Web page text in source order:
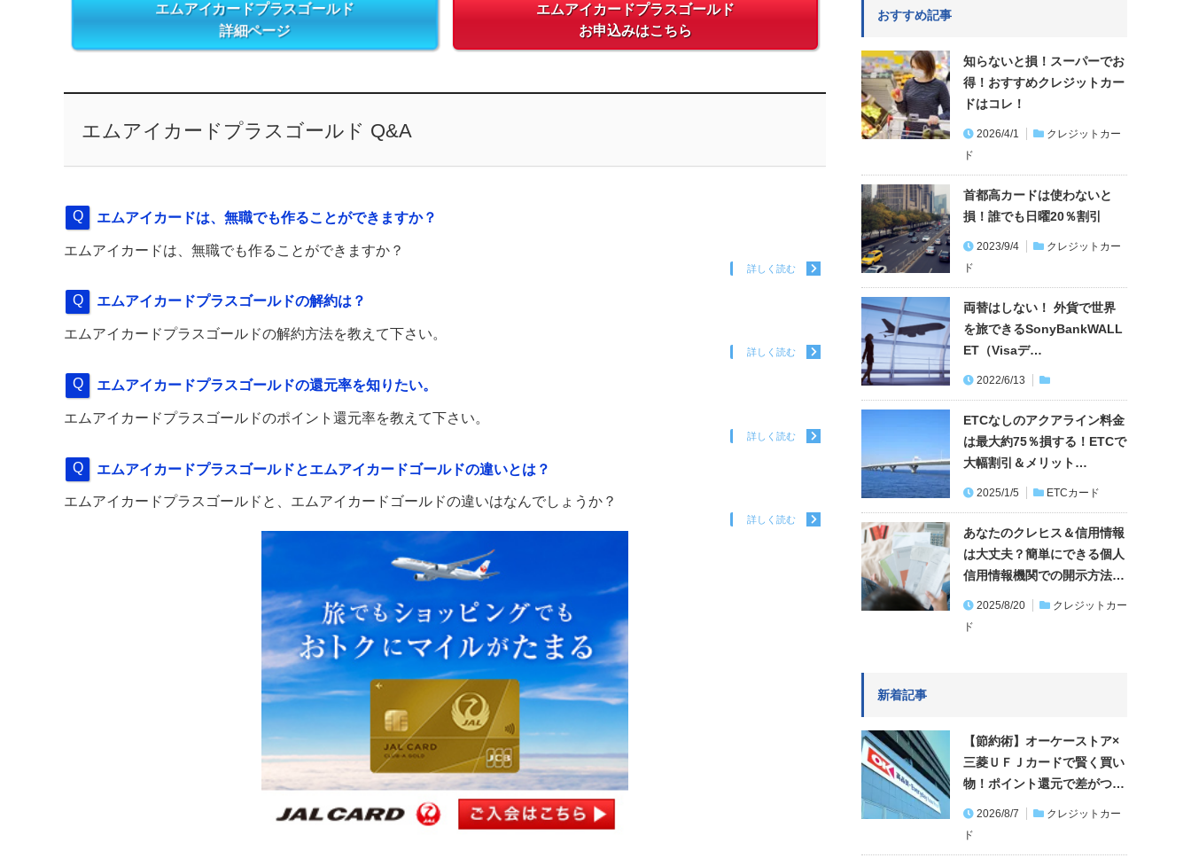
エムアイカードプラスゴールド
詳細ページ
エムアイカードプラスゴールド
お申込みはこちら
エムアイカードプラスゴールド Q&A
エムアイカードは、無職でも作ることができますか？
エムアイカードは、無職でも作ることができますか？
詳しく読む
エムアイカードプラスゴールドの解約は？
エムアイカードプラスゴールドの解約方法を教えて下さい。
詳しく読む
エムアイカードプラスゴールドの還元率を知りたい。
エムアイカードプラスゴールドのポイント還元率を教えて下さい。
詳しく読む
エムアイカードプラスゴールドとエムアイカードゴールドの違いとは？
エムアイカードプラスゴールドと、エムアイカードゴールドの違いはなんでしょうか？
詳しく読む
おすすめ記事
知らないと損！スーパーでお
得！おすすめクレジットカー
ドはコレ！
2026/4/1
クレジットカー
ド
首都高カードは使わないと
損！誰でも日曜20％割引
2023/9/4
クレジットカー
ド
両替はしない！ 外貨で世界
を旅できるSonyBankWALL
ET（Visaデ…
2022/6/13
ETCなしのアクアライン料金
は最大約75％損する！ETCで
大幅割引＆メリット…
2025/1/5 ETCカード
あなたのクレヒス＆信用情報
は大丈夫？簡単にできる個人
信用情報機関での開示方法…
2025/8/20
クレジットカー
ド
新着記事
【節約術】オーケーストア×
三菱ＵＦＪカードで賢く買い
物！ポイント還元で差がつ…
2026/8/7
クレジットカー
ド